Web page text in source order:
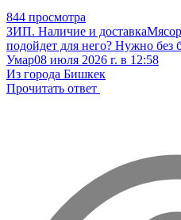
844 просмотра
ЗИП. Наличие и доставка
подойдет для него? Нужно без
Умар08 июля 2026 г. в 12:58
Из города Бишкек
Прочитать ответ